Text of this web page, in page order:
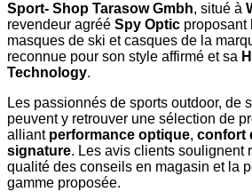
Sport- Shop Tarasow Gmbh, situé à
revendeur agréé Spy Optic proposant
masques de ski et casques de la
reconnue pour son style affirmé et sa
Technology.
Les passionnés de sports outdoor, de
peuvent y retrouver une sélection de
alliant performance optique, confort
signature. Les avis clients soulignent
qualité des conseils en magasin et la
gamme proposée.